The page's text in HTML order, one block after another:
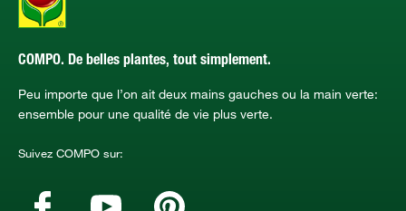
COMPO. De belles plantes, tout simplement.
Peu importe que l’on ait deux mains gauches ou la main verte:
ensemble pour une qualité de vie plus verte.
Suivez COMPO sur: